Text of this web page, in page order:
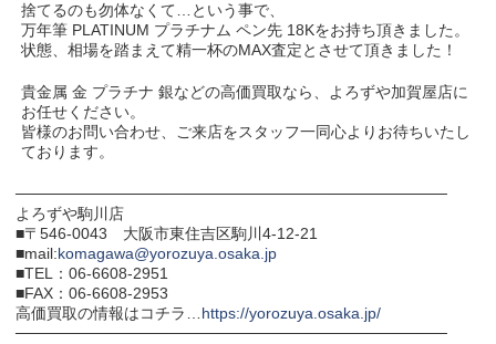
捨てるのも勿体なくて…という事で、
万年筆 PLATINUM プラチナム ペン先 18Kをお持ち頂きました。
状態、相場を踏まえて精一杯のMAX査定とさせて頂きました！
貴金属 金 プラチナ 銀などの高価買取なら、よろずや加賀屋店に
お任せください。
皆様のお問い合わせ、ご来店をスタッフ一同心よりお待ちいたし
ております。
───────────────────────────────────────
よろずや駒川店
■〒546-0043 大阪市東住吉区駒川4-12-21
■mail:komagawa@yorozuya.osaka.jp
■TEL：06-6608-2951
■FAX：06-6608-2953
高価買取の情報はコチラ…https://yorozuya.osaka.jp/
───────────────────────────────────────